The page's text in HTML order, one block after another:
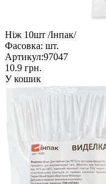
Ніж 10шт /Інпак/
Фасовка: шт.
Артикул:97047
10.9 грн.
У кошик